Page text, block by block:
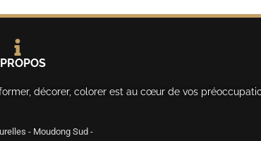
décorer, colorer est au cœur de vos
- Moudong Sud -